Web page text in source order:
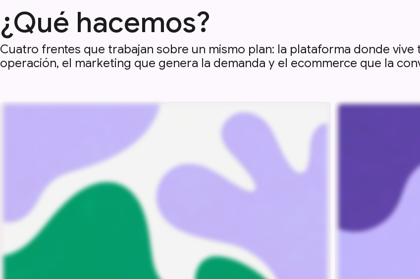
¿Qué hacemos?
Cuatro frentes que trabajan sobre un mismo plan: la plataforma donde
operación, el marketing que genera la demanda y el ecommerce que la